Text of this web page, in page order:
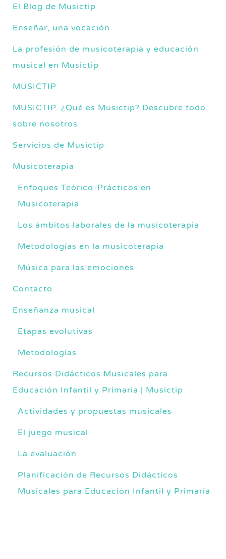
El Blog de Musictip
Enseñar, una vocación
La profesión de musicoterapia y educación
musical en Musictip
MUSICTIP
MUSICTIP. ¿Qué es Musictip? Descubre todo
sobre nosotros
Servicios de Musictip
Musicoterapia
Enfoques Teórico-Prácticos en
Musicoterapia
Los ámbitos laborales de la musicoterapia
Metodologías en la musicoterapia
Música para las emociones
Contacto
Enseñanza musical
Etapas evolutivas
Metodologías
Recursos Didácticos Musicales para
Educación Infantil y Primaria | Musictip
Actividades y propuestas musicales
El juego musical
La evaluación
Planificación de Recursos Didácticos
Musicales para Educación Infantil y Primaria